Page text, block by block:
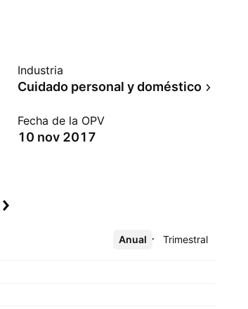
Industria
Cuidado personal y doméstico
Fecha de la OPV
10 nov 2017
Anual Trimestral
Más